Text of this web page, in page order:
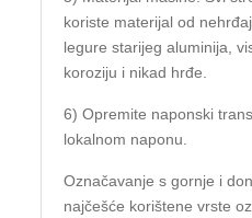
koriste materijal od
legure starijeg aluminija,
koroziju i nikad hrđe.
6) Opremite naponski
lokalnom naponu.
Označavanje s gornje i
najčešće korištene vrste